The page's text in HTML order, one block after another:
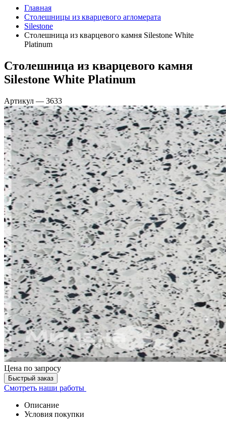
Главная
Столешницы из кварцевого агломерата
Silestone
Столешница из кварцевого камня Silestone White
Platinum
Столешница из кварцевого камня
Silestone White Platinum
Артикул — 3633
Цена по запросу
Быстрый заказ
Смотреть наши работы
Описание
Условия покупки